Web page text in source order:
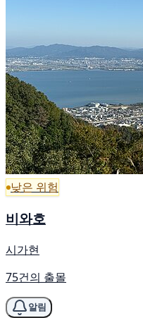
낮은 위험
비와호
시가현
75건의 출몰
알림